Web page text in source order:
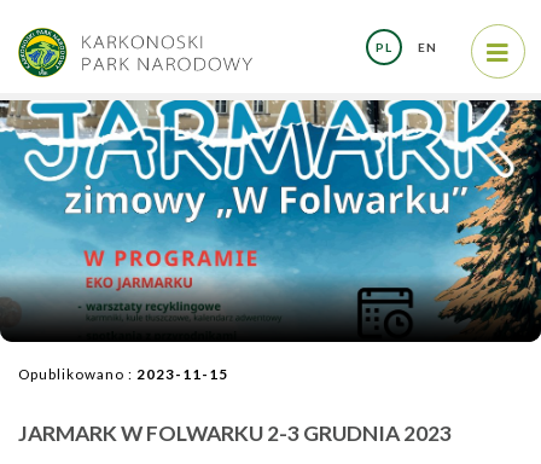
PL EN
Opublikowano : 2023-11-15
JARMARK W FOLWARKU 2-3 GRUDNIA 2023